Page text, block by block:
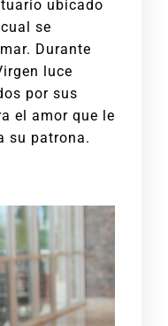
ubicado
se
Durante
luce
por sus
el amor que le
su patrona.